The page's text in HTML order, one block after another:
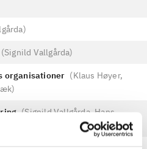
)
(Signild Vallgårda)
organisationer (Klaus Høyer,
)
(Signild Vallgårda, Hans
Signild Vallgårda )